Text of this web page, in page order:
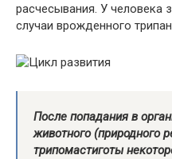
расчесывания. У человека
случаи врожденного
После попадания в
животного (природного
трипомастиготы